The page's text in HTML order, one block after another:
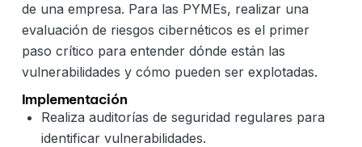
de una empresa. Para las PYMEs, realizar una
evaluación de riesgos cibernéticos es el primer
paso crítico para entender dónde están las
vulnerabilidades y cómo pueden ser explotadas.
Implementación
Realiza auditorías de seguridad regulares para
identificar vulnerabilidades.